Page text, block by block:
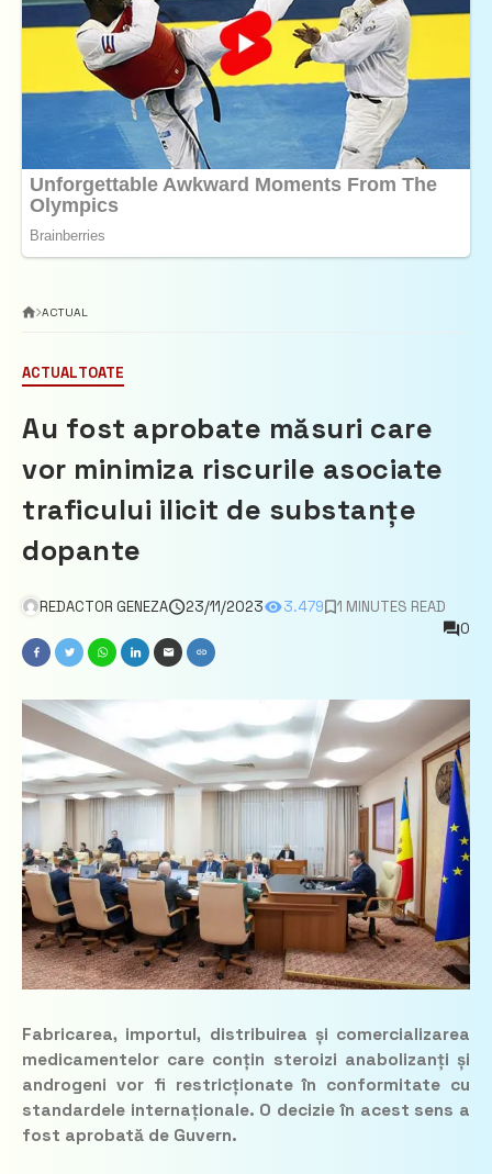
ACTUAL
ACTUALTOATE
Au fost aprobate măsuri care
vor minimiza riscurile asociate
traficului ilicit de substanțe
dopante
REDACTOR GENEZA 23/11/2023 3.479
1 MINUTES READ
0
Fabricarea, importul, distribuirea și comercializarea
medicamentelor care conțin steroizi anabolizanți și
androgeni vor fi restricționate în conformitate cu
standardele internaționale. O decizie în acest sens a
fost aprobată de Guvern.